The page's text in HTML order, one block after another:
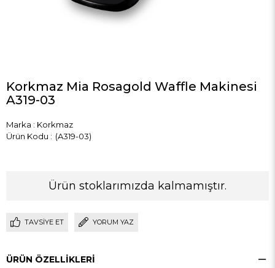
Korkmaz Mia Rosagold Waffle Makinesi
A319-03
Marka : Korkmaz
(A319-03)
Ürün stoklarımızda kalmamıştır.
TAVSIYE ET YORUM YAZ
ÜRÜN ÖZELLIKLERI